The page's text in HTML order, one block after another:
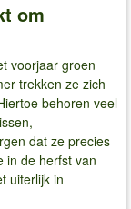
om
voorjaar groen
trekken ze zich
behoren veel
dat ze precies
in de herfst van
uiterlijk in